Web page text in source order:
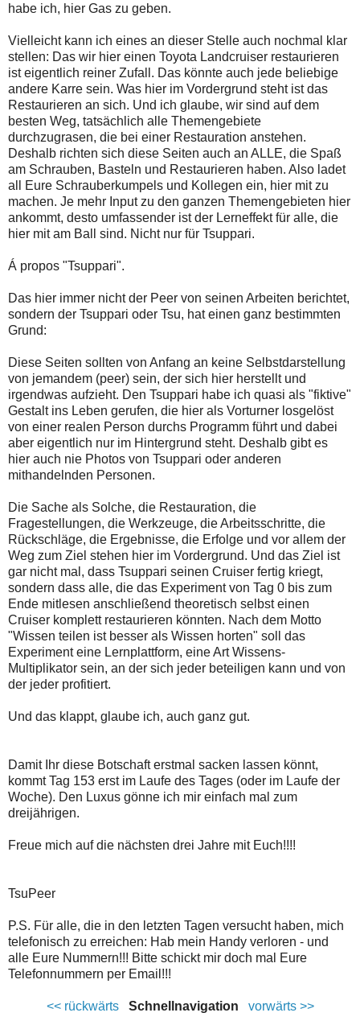
habe ich, hier Gas zu geben.
Vielleicht kann ich eines an dieser Stelle auch nochmal klar
stellen: Das wir hier einen Toyota Landcruiser restaurieren
ist eigentlich reiner Zufall. Das könnte auch jede beliebige
andere Karre sein. Was hier im Vordergrund steht ist das
Restaurieren an sich. Und ich glaube, wir sind auf dem
besten Weg, tatsächlich alle Themengebiete
durchzugrasen, die bei einer Restauration anstehen.
Deshalb richten sich diese Seiten auch an ALLE, die Spaß
am Schrauben, Basteln und Restaurieren haben. Also ladet
all Eure Schrauberkumpels und Kollegen ein, hier mit zu
machen. Je mehr Input zu den ganzen Themengebieten hier
ankommt, desto umfassender ist der Lerneffekt für alle, die
hier mit am Ball sind. Nicht nur für Tsuppari.
Á propos "Tsuppari".
Das hier immer nicht der Peer von seinen Arbeiten berichtet,
sondern der Tsuppari oder Tsu, hat einen ganz bestimmten
Grund:
Diese Seiten sollten von Anfang an keine Selbstdarstellung
von jemandem (peer) sein, der sich hier herstellt und
irgendwas aufzieht. Den Tsuppari habe ich quasi als "fiktive"
Gestalt ins Leben gerufen, die hier als Vorturner losgelöst
von einer realen Person durchs Programm führt und dabei
aber eigentlich nur im Hintergrund steht. Deshalb gibt es
hier auch nie Photos von Tsuppari oder anderen
mithandelnden Personen.
Die Sache als Solche, die Restauration, die
Fragestellungen, die Werkzeuge, die Arbeitsschritte, die
Rückschläge, die Ergebnisse, die Erfolge und vor allem der
Weg zum Ziel stehen hier im Vordergrund. Und das Ziel ist
gar nicht mal, dass Tsuppari seinen Cruiser fertig kriegt,
sondern dass alle, die das Experiment von Tag 0 bis zum
Ende mitlesen anschließend theoretisch selbst einen
Cruiser komplett restaurieren könnten. Nach dem Motto
"Wissen teilen ist besser als Wissen horten" soll das
Experiment eine Lernplattform, eine Art Wissens-
Multiplikator sein, an der sich jeder beteiligen kann und von
der jeder profitiert.
Und das klappt, glaube ich, auch ganz gut.
Damit Ihr diese Botschaft erstmal sacken lassen könnt,
kommt Tag 153 erst im Laufe des Tages (oder im Laufe der
Woche). Den Luxus gönne ich mir einfach mal zum
dreijährigen.
Freue mich auf die nächsten drei Jahre mit Euch!!!!
TsuPeer
P.S. Für alle, die in den letzten Tagen versucht haben, mich
telefonisch zu erreichen: Hab mein Handy verloren - und
alle Eure Nummern!!! Bitte schickt mir doch mal Eure
Telefonnummern per Email!!!
<< rückwärtsSchnellnavigation vorwärts >>